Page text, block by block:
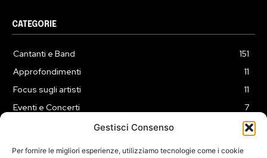
Gestisci Consenso
Per fornire le migliori esperienze, utilizziamo tecnologie come i cookie
CATEGORIE
Cantanti e Band
151
Approfondimenti
11
Focus sugli artisti
11
Eventi e Concerti
7
3